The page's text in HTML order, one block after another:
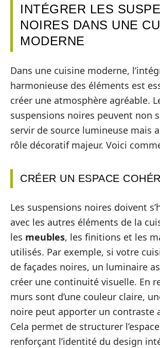
INTÉGRER LES
NOIRES DANS UNE
MODERNE
Dans une cuisine moderne,
harmonieuse des éléments est
créer une atmosphère agréable.
suspensions noires peuvent non
servir de source lumineuse mais
rôle décoratif majeur. Voici
CRÉER UN ESPACE
Les suspensions noires doivent
avec les autres éléments de la
les meubles, les finitions et les
utilisés. Par exemple, si votre
de façades noires, un luminaire
créer une continuité visuelle. En
murs sont d’une couleur claire,
noire peut apporter un contraste
Cela permet de structurer
renforçant l’identité du design